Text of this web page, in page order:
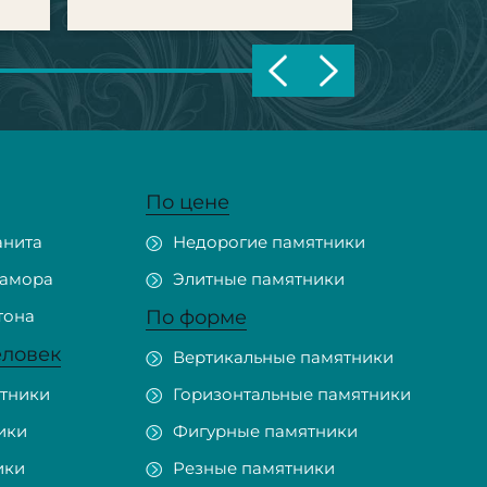
По цене
Недорогие памятники
Элитные памятники
По форме
Вертикальные памятники
Горизонтальные памятники
Фигурные памятники
Резные памятники